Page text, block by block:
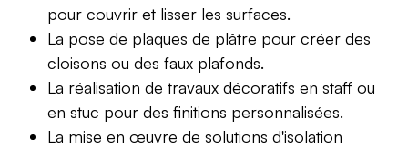
pour couvrir et lisser les surfaces.
La pose de plaques de plâtre pour créer des
cloisons ou des faux plafonds.
La réalisation de travaux décoratifs en staff ou
en stuc pour des finitions personnalisées.
La mise en œuvre de solutions d'isolation